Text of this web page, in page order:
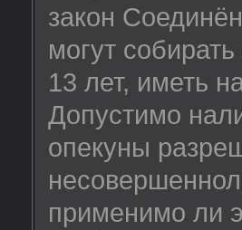
закон
могут
13 лет, иметь
Допустимо
опекуны
применимо ли